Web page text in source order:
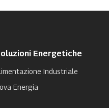
Energetiche
Industriale
Energia